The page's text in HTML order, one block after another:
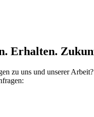
Erhalten.
zu uns und unserer